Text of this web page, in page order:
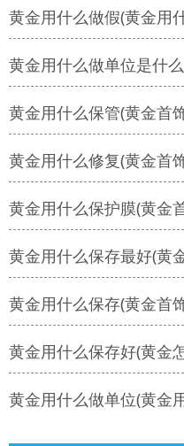
黄金用什么做假(黄金用
黄金用什么做单位是什
黄金用什么保管(黄金首
黄金用什么修复(黄金首
黄金用什么保护膜(黄金
黄金用什么保存最好(黄
黄金用什么保存(黄金首
黄金用什么保存好(黄金
黄金用什么做单位(黄金